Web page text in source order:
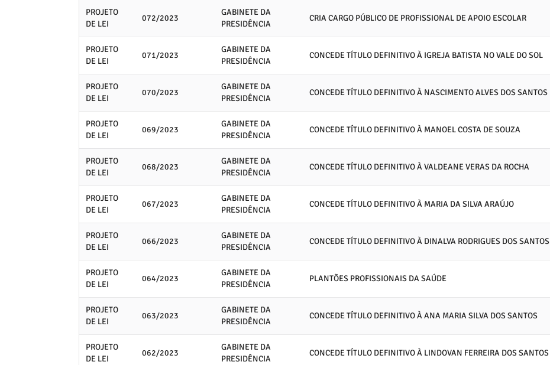
PROJETO
DE LEI
072/2023
GABINETE DA
PRESIDÊNCIA
CRIA CARGO PÚBLICO DE PROFISSIONAL DE APOIO ESCOLAR
PROJETO
DE LEI
071/2023
GABINETE DA
PRESIDÊNCIA
CONCEDE TÍTULO DEFINITIVO À IGREJA BATISTA NO VALE DO SOL
PROJETO
DE LEI
070/2023
GABINETE DA
PRESIDÊNCIA
CONCEDE TÍTULO DEFINITIVO À NASCIMENTO ALVES DOS SANTOS
PROJETO
DE LEI
069/2023
GABINETE DA
PRESIDÊNCIA
CONCEDE TÍTULO DEFINITIVO À MANOEL COSTA DE SOUZA
PROJETO
DE LEI
068/2023
GABINETE DA
PRESIDÊNCIA
CONCEDE TÍTULO DEFINITIVO À VALDEANE VERAS DA ROCHA
PROJETO
DE LEI
067/2023
GABINETE DA
PRESIDÊNCIA
CONCEDE TÍTULO DEFINITIVO À MARIA DA SILVA ARAÚJO
PROJETO
DE LEI
066/2023
GABINETE DA
PRESIDÊNCIA
CONCEDE TÍTULO DEFINITIVO À DINALVA RODRIGUES DOS SANTOS
PROJETO
DE LEI
064/2023
GABINETE DA
PRESIDÊNCIA
PLANTÕES PROFISSIONAIS DA SAÚDE
PROJETO
DE LEI
063/2023
GABINETE DA
PRESIDÊNCIA
CONCEDE TÍTULO DEFINITIVO À ANA MARIA SILVA DOS SANTOS
PROJETO
DE LEI
062/2023
GABINETE DA
PRESIDÊNCIA
CONCEDE TÍTULO DEFINITIVO À LINDOVAN FERREIRA DOS SANTOS